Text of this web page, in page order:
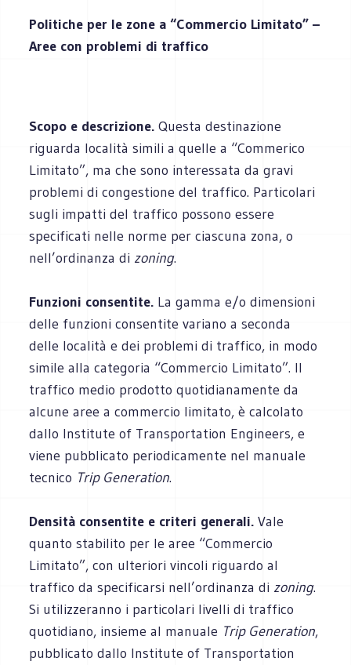
Politiche per le zone a “Commercio Limitato” –
Aree con problemi di traffico
Scopo e descrizione.Questa destinazione
riguarda località simili a quelle a “Commerico
Limitato”, ma che sono interessata da gravi
problemi di congestione del traffico. Particolari
sugli impatti del traffico possono essere
specificati nelle norme per ciascuna zona, o
nell’ordinanza di zoning.
Funzioni consentite. La gamma e/o dimensioni
delle funzioni consentite variano a seconda
delle località e dei problemi di traffico, in modo
simile alla categoria “Commercio Limitato”. Il
traffico medio prodotto quotidianamente da
alcune aree a commercio limitato, è calcolato
dallo Institute of Transportation Engineers, e
viene pubblicato periodicamente nel manuale
tecnico Trip Generation.
Densità consentite e criteri generali. Vale
quanto stabilito per le aree “Commercio
Limitato”, con ulteriori vincoli riguardo al
traffico da specificarsi nell’ordinanza di zoning.
Si utilizzeranno i particolari livelli di traffico
quotidiano, insieme al manuale Trip Generation,
pubblicato dallo Institute of Transportation